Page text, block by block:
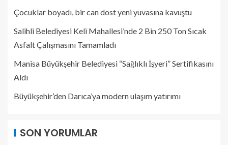
Çocuklar boyadı, bir can dost yeni yuvasına kavuştu
Salihli Belediyesi Keli Mahallesi’nde 2 Bin 250 Ton Sıcak
Asfalt Çalışmasını Tamamladı
Manisa Büyükşehir Belediyesi “Sağlıklı İşyeri” Sertifikasını
Aldı
Büyükşehir’den Darıca’ya modern ulaşım yatırımı
SON YORUMLAR